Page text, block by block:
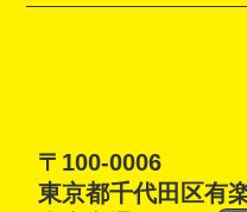
〒100-0006
東京都千代田区有